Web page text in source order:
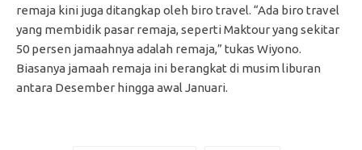
remaja kini juga ditangkap oleh biro travel. “Ada biro travel
yang membidik pasar remaja, seperti Maktour yang sekitar
50 persen jamaahnya adalah remaja,” tukas Wiyono.
Biasanya jamaah remaja ini berangkat di musim liburan
antara Desember hingga awal Januari.